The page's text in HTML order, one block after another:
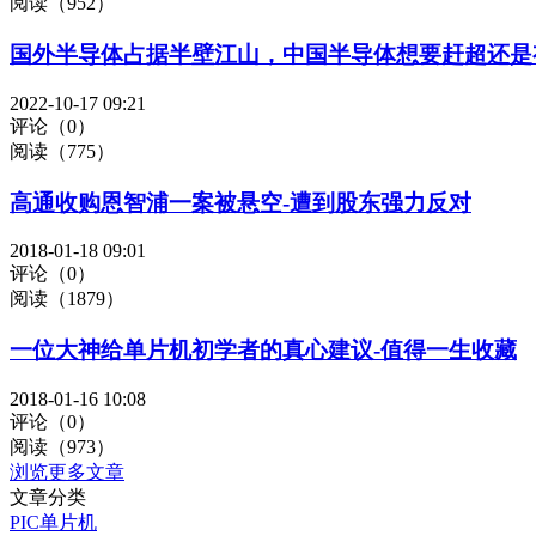
国外半导体占据半壁江山，中国半导体想要赶超还
2022-10-17 09:21
评论（0）
阅读（775）
高通收购恩智浦一案被悬空-遭到股东强力反对
2018-01-18 09:01
评论（0）
阅读（1879）
一位大神给单片机初学者的真心建议-值得一生收藏
2018-01-16 10:08
评论（0）
阅读（973）
浏览更多文章
文章分类
PIC单片机